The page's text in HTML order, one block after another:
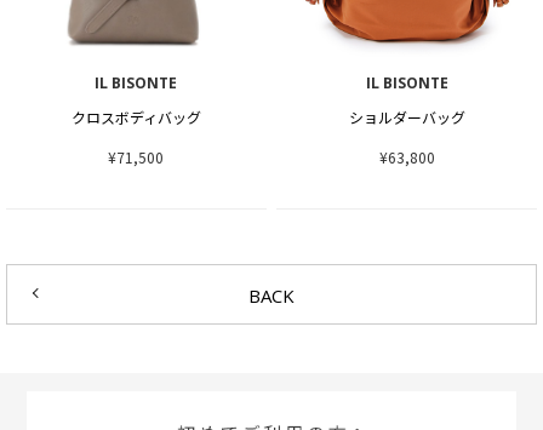
IL BISONTE
クロスボディバッグ
¥71,500
IL BISONTE
ショルダーバッグ
¥63,800
BACK